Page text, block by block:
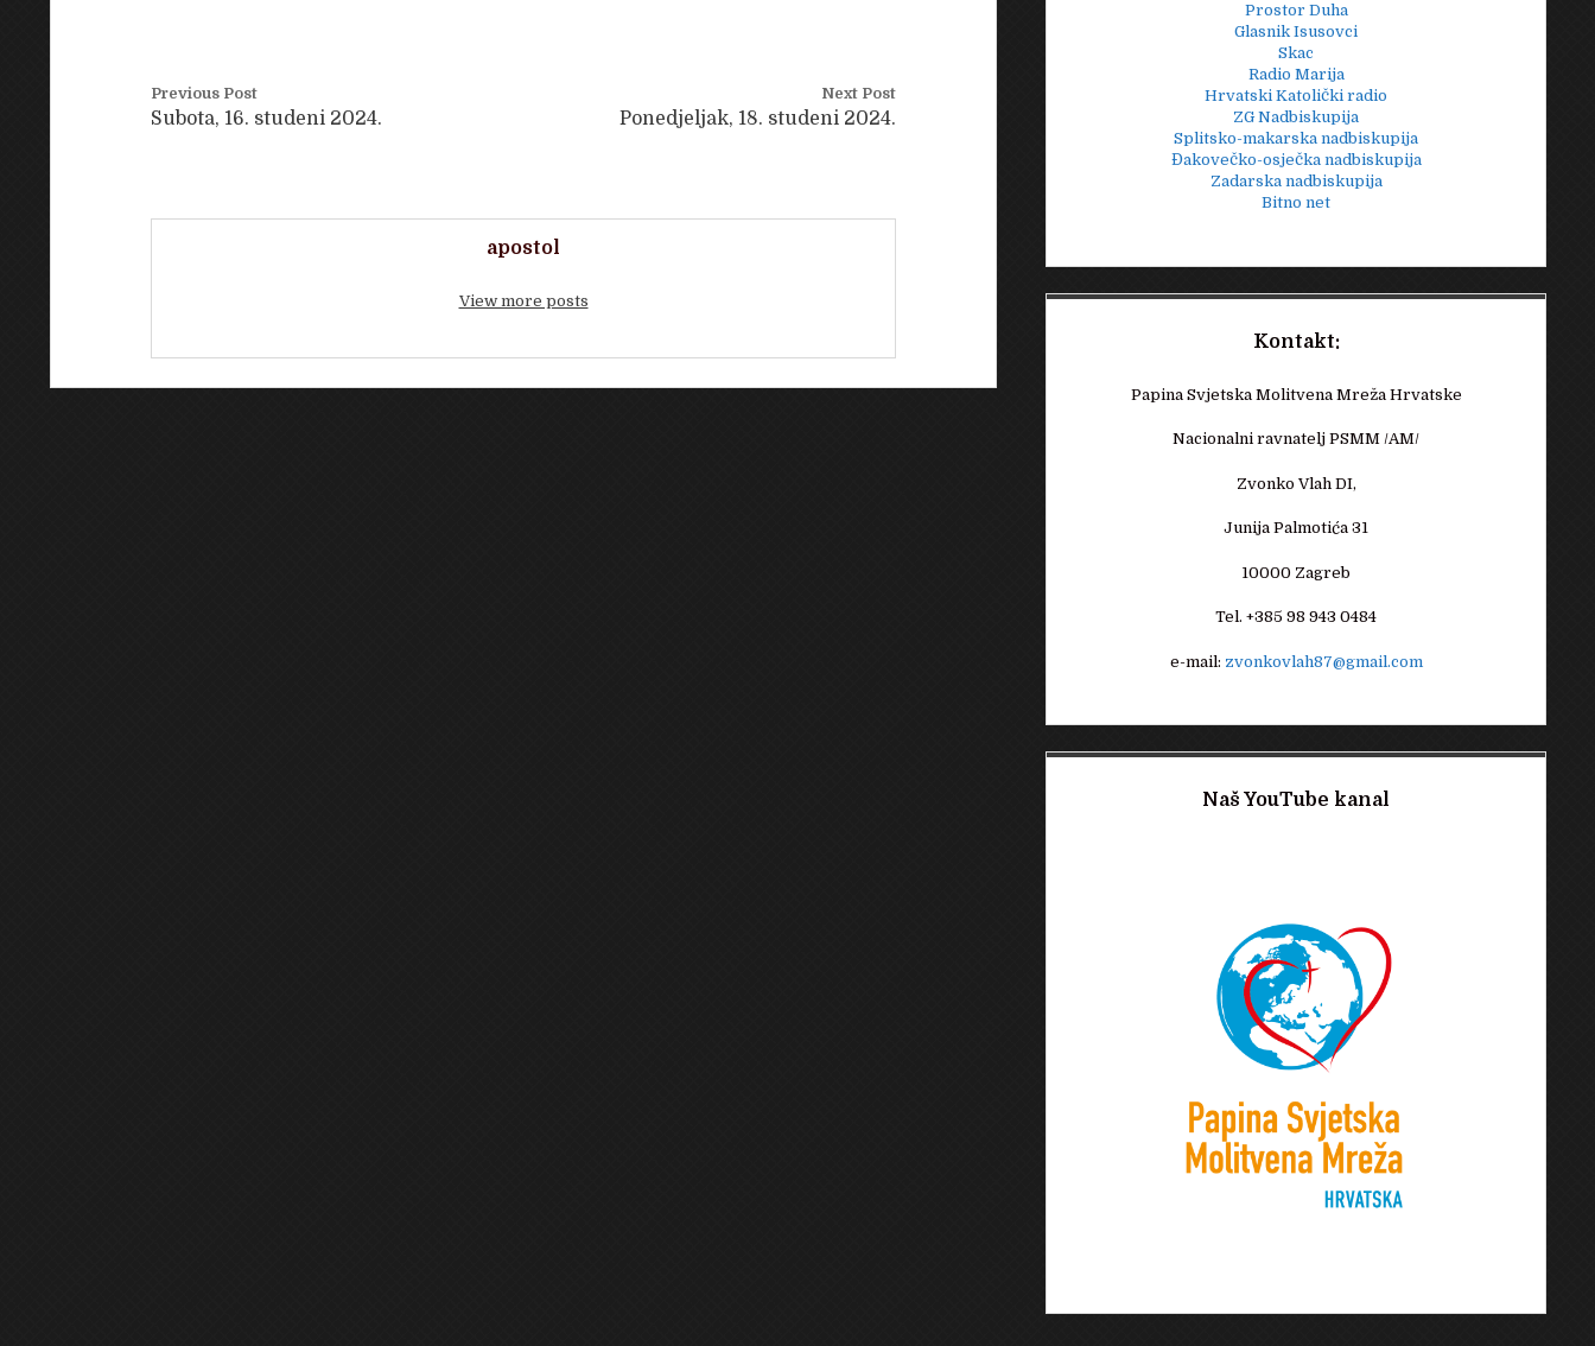
Previous Post
Subota, 16. studeni 2024.
Next Post
Ponedjeljak, 18. studeni 2024.
apostol
View more posts
Prostor Duha
Glasnik Isusovci
Skac
Radio Marija
Hrvatski Katolički radio
ZG Nadbiskupija
Splitsko-makarska nadbiskupija
Đakovečko-osječka nadbiskupija
Zadarska nadbiskupija
Bitno net
Kontakt:
Papina Svjetska Molitvena Mreža Hrvatske
Nacionalni ravnatelj PSMM /AM/
Zvonko Vlah DI,
Junija Palmotića 31
10000 Zagreb
Tel. +385 98 943 0484
e-mail: zvonkovlah87@gmail.com
Naš YouTube kanal